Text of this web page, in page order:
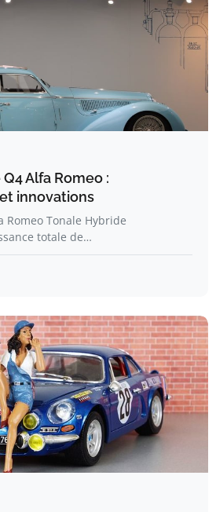
Alfa Romeo :
innovations
Romeo Tonale Hybride
totale de…